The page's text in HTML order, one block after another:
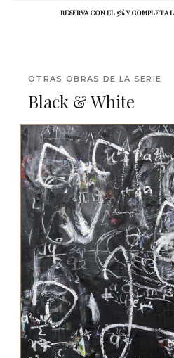
RESERVA CON EL 5% Y COMPLETA
OTRAS OBRAS DE LA SERIE
Black & White